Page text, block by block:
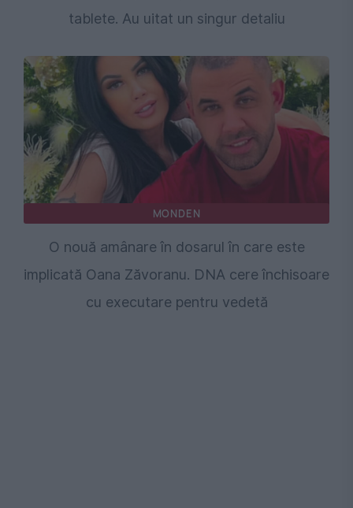
tablete. Au uitat un singur detaliu
MONDEN
O nouă amânare în dosarul în care este
implicată Oana Zăvoranu. DNA cere închisoare
cu executare pentru vedetă